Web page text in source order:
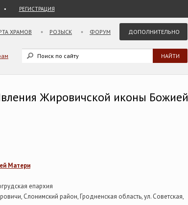
РЕГИСТРАЦИЯ
ХРАМОВ РОЗЫСК ФОРУМ ДОПОЛНИТЕЛЬНО
Жировичской иконы Божией
Матери
епархия
Слонимский район, Гродненская область, ул. Советская,